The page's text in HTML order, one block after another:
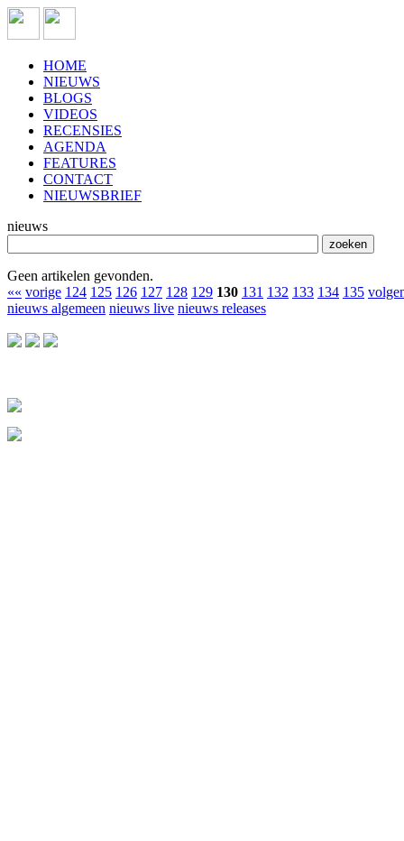
HOME
NIEUWS
BLOGS
VIDEOS
RECENSIES
AGENDA
FEATURES
CONTACT
NIEUWSBRIEF
nieuws
Geen artikelen gevonden.
«« vorige 124 125 126 127 128 129 130 131 132 133 134 135
nieuws algemeen nieuws live nieuws releases